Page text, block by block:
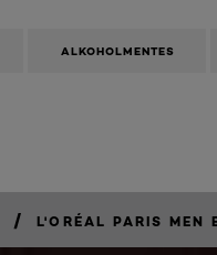
ALKOHOLMENTES
/ L'ORÉAL PARIS MEN